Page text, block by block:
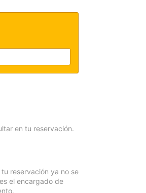
en tu reservación.
reservación ya no se
el encargado de